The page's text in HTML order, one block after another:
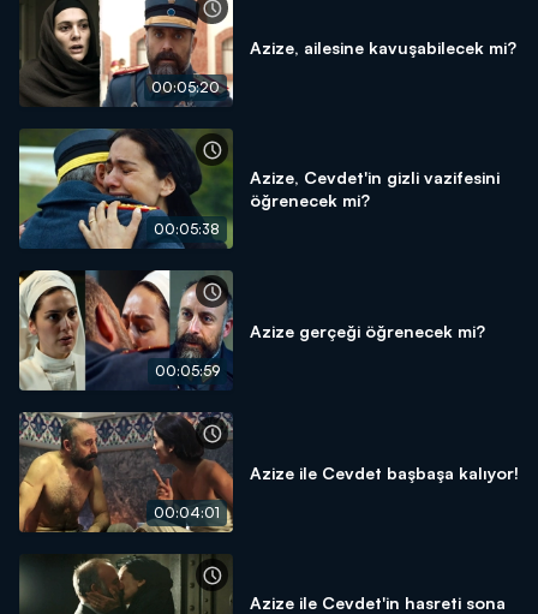
00:05:20
Azize, ailesine kavuşabilecek mi?
00:05:38
Azize, Cevdet'in gizli vazifesini
öğrenecek mi?
00:05:59
Azize gerçeği öğrenecek mi?
00:04:01
Azize ile Cevdet başbaşa kalıyor!
Azize ile Cevdet'in hasreti sona